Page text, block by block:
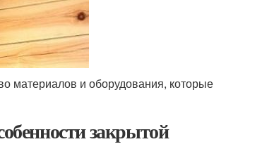
материалов и оборудования, которые
закрытой